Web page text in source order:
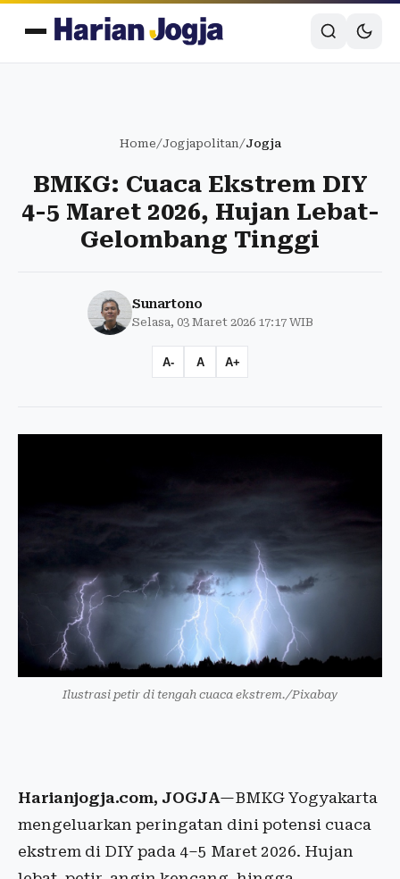
Home/Jogjapolitan/Jogja
BMKG: Cuaca Ekstrem DIY
4-5 Maret 2026, Hujan Lebat-
Gelombang Tinggi
Sunartono
Selasa, 03 Maret 2026 17:17 WIB
A- A A+
Ilustrasi petir di tengah cuaca ekstrem./Pixabay
Harianjogja.com, JOGJA—BMKG Yogyakarta
mengeluarkan peringatan dini potensi cuaca
ekstrem di DIY pada 4–5 Maret 2026. Hujan